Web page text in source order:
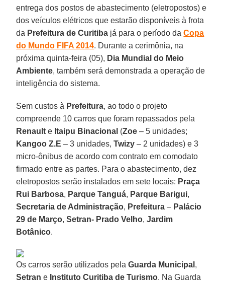
entrega dos postos de abastecimento (eletropostos) e
dos veículos elétricos que estarão disponíveis à frota
da Prefeitura de Curitiba já para o período daCopa
do Mundo FIFA 2014. Durante a cerimônia, na
próxima quinta-feira (05), Dia Mundial do Meio
Ambiente, também será demonstrada a operação de
inteligência do sistema.
Sem custos à Prefeitura, ao todo o projeto
compreende 10 carros que foram repassados pela
Renault e Itaipu Binacional (Zoe – 5 unidades;
Kangoo Z.E – 3 unidades,Twizy – 2 unidades) e 3
micro-ônibus de acordo com contrato em comodato
firmado entre as partes. Para o abastecimento, dez
eletropostos serão instalados em sete locais: Praça
Rui Barbosa, Parque Tanguá, Parque Barigui,
Secretaria de Administração, Prefeitura – Palácio
29 de Março, Setran- Prado Velho,Jardim
Botânico.
Os carros serão utilizados pelaGuarda Municipal ,
Setran e Instituto Curitiba de Turismo. Na Guarda